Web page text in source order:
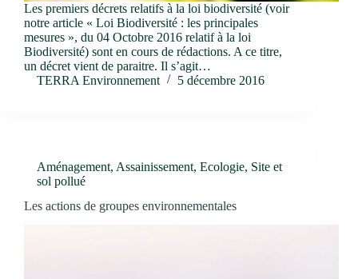
Les premiers décrets relatifs à la loi biodiversité (voir
notre article « Loi Biodiversité : les principales
mesures », du 04 Octobre 2016 relatif à la loi
Biodiversité) sont en cours de rédactions. A ce titre,
un décret vient de paraitre. Il s’agit…
TERRA Environnement
5 décembre 2016
Aménagement, Assainissement, Ecologie, Site et
sol pollué
Les actions de groupes environnementales